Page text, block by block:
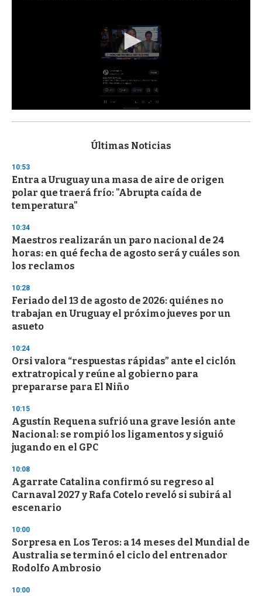
s
d
s
o
f
3
s
e
c
o
n
Últimas Noticias
10:53
Entra a Uruguay una masa de aire de origen
polar que traerá frío: "Abrupta caída de
temperatura"
10:34
Maestros realizarán un paro nacional de 24
horas: en qué fecha de agosto será y cuáles son
los reclamos
10:28
Feriado del 13 de agosto de 2026: quiénes no
trabajan en Uruguay el próximo jueves por un
asueto
10:24
Orsi valora “respuestas rápidas” ante el ciclón
extratropical y reúne al gobierno para
prepararse para El Niño
10:15
Agustín Requena sufrió una grave lesión ante
Nacional: se rompió los ligamentos y siguió
jugando en el GPC
10:08
Agarrate Catalina confirmó su regreso al
Carnaval 2027 y Rafa Cotelo reveló si subirá al
escenario
10:00
Sorpresa en Los Teros: a 14 meses del Mundial de
Australia se terminó el ciclo del entrenador
Rodolfo Ambrosio
10:00